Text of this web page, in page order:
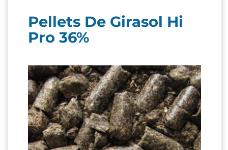
Pellets De Girasol Hi
Pro 36%